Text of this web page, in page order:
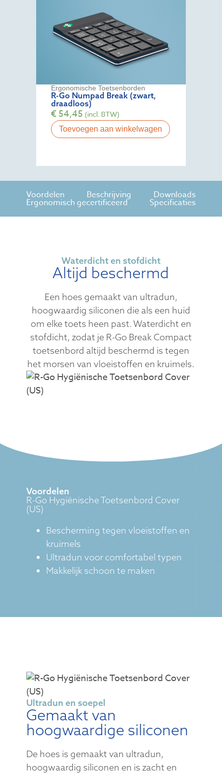
Ergonomische Toetsenborden
R-Go Numpad Break (zwart,
draadloos)
€54,45 (incl. BTW)
Toevoegen aan winkelwagen
Voordelen Beschrijving Downloads
Ergonomisch gecertificeerd Specificaties
Waterdicht en stofdicht
Altijd beschermd
Een hoes gemaakt van ultradun,
hoogwaardig siliconen die als een huid
om elke toets heen past. Waterdicht en
stofdicht, zodat je R-Go Break Compact
toetsenbord altijd beschermd is tegen
het morsen van vloeistoffen en kruimels.
Voordelen
R-Go Hygiënische Toetsenbord Cover
(US)
Bescherming tegen vloeistoffen en
kruimels
Ultradun voor comfortabel typen
Makkelijk schoon te maken
Ultradun en soepel
Gemaakt van
hoogwaardige siliconen
De hoes is gemaakt van ultradun,
hoogwaardig siliconen en is zacht en